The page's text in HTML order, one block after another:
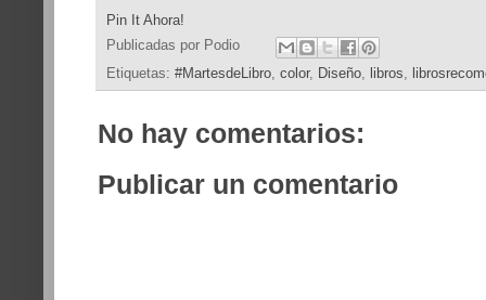
Pin It Ahora!
Publicadas por Podio
Etiquetas: #MartesdeLibro color, Diseño libros
No hay comentarios:
Publicar un comentario